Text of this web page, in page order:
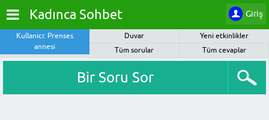
Giriş
Kadınca Sohbet
Kullanıcı: Prenses
annesi
Duvar
Yeni etkinlikler
Tüm sorular
Tüm cevaplar
Bir Soru Sor